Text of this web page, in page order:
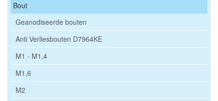
Bout
Geanodiseerde bouten
Anti Verliesbouten D7964KE
M1 - M1,4
M1,6
M2